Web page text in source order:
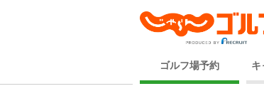
ゴルフ場予約 キ